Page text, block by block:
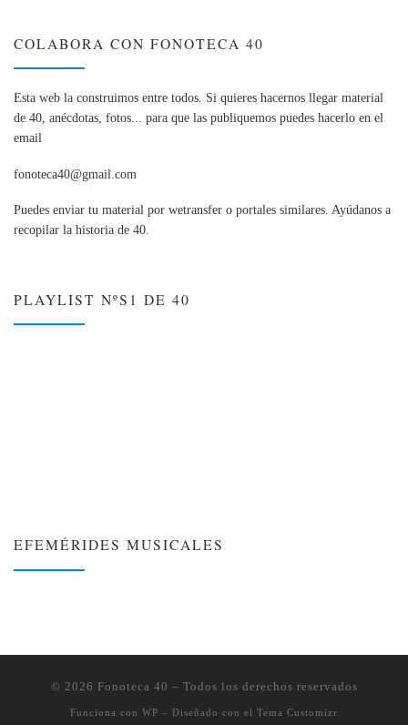
COLABORA CON FONOTECA 40
Esta web la construimos entre todos. Si quieres hacernos llegar material
de 40, anécdotas, fotos... para que las publiquemos puedes hacerlo en el
email
fonoteca40@gmail.com
Puedes enviar tu material por wetransfer o portales similares. Ayúdanos a
recopilar la historia de 40.
PLAYLIST NºS1 DE 40
EFEMÉRIDES MUSICALES
© 2026 Fonoteca 40 – Todos los derechos reservados
Funciona con WP – Diseñado con el Tema Customizr